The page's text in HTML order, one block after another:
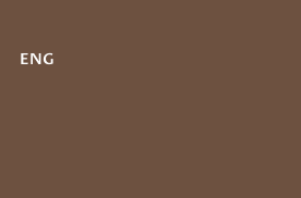
ENG